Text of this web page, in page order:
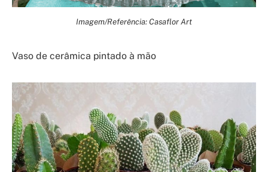
Imagem/Referência: Casaflor Art
Vaso de cerâmica pintado à mão